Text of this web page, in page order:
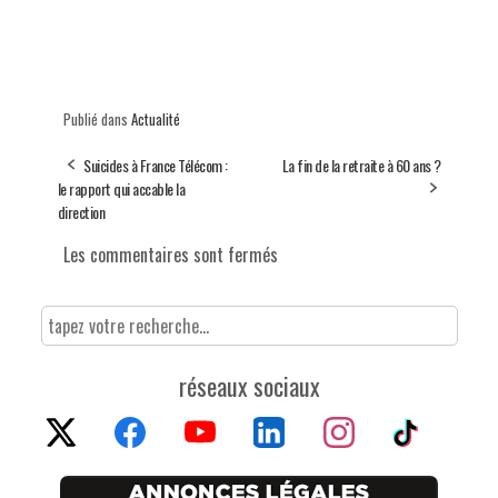
Publié dans Actualité
Suicides à France Télécom :
le rapport qui accable la
direction
La fin de la retraite à 60 ans ?
Les commentaires sont fermés
réseaux sociaux